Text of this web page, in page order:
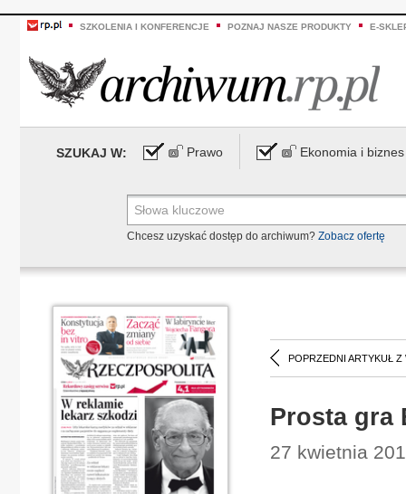
SZKOLENIA I KONFERENCJE POZNAJ NASZE PRODUKTY E-
SZUKAJ W: Prawo Ekonomia i biznes
Chcesz uzyskać dostęp do archiwum? Zobacz ofertę
POPRZEDNI ARTYKUŁ Z
Prosta gra
27 kwietnia